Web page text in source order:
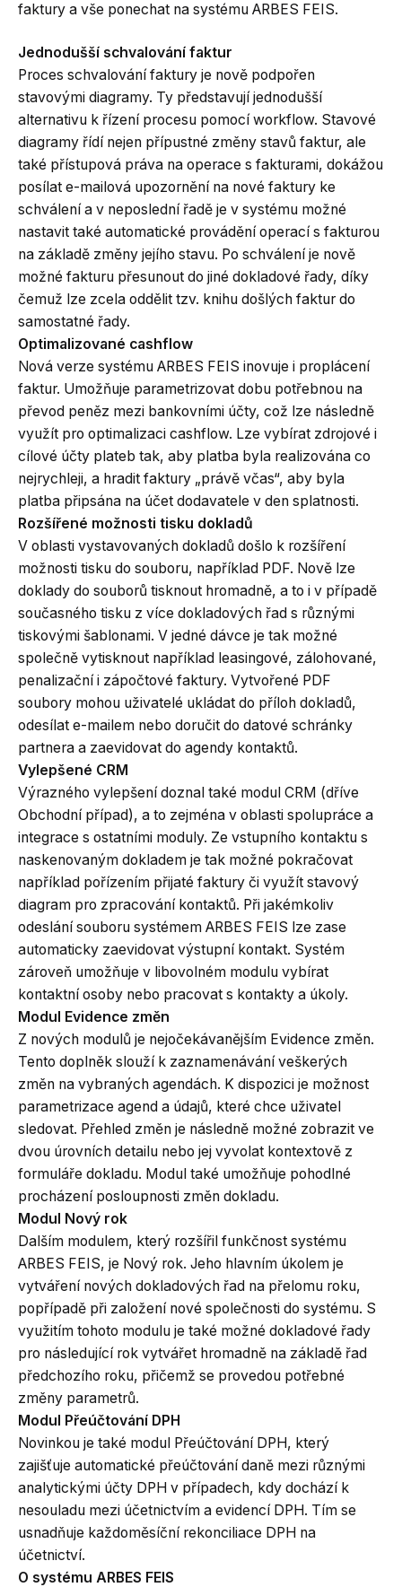
faktury a vše ponechat na systému ARBES FEIS.
Jednodušší schvalování faktur
Proces schvalování faktury je nově podpořen
stavovými diagramy. Ty představují jednodušší
alternativu k řízení procesu pomocí workflow. Stavové
diagramy řídí nejen přípustné změny stavů faktur, ale
také přístupová práva na operace s fakturami, dokážou
posílat e-mailová upozornění na nové faktury ke
schválení a v neposlední řadě je v systému možné
nastavit také automatické provádění operací s fakturou
na základě změny jejího stavu. Po schválení je nově
možné fakturu přesunout do jiné dokladové řady, díky
čemuž lze zcela oddělit tzv. knihu došlých faktur do
samostatné řady.
Optimalizované cashflow
Nová verze systému ARBES FEIS inovuje i proplácení
faktur. Umožňuje parametrizovat dobu potřebnou na
převod peněz mezi bankovními účty, což lze následně
využít pro optimalizaci cashflow. Lze vybírat zdrojové i
cílové účty plateb tak, aby platba byla realizována co
nejrychleji, a hradit faktury „právě včas“, aby byla
platba připsána na účet dodavatele v den splatnosti.
Rozšířené možnosti tisku dokladů
V oblasti vystavovaných dokladů došlo k rozšíření
možnosti tisku do souboru, například PDF. Nově lze
doklady do souborů tisknout hromadně, a to i v případě
současného tisku z více dokladových řad s různými
tiskovými šablonami. V jedné dávce je tak možné
společně vytisknout například leasingové, zálohované,
penalizační i zápočtové faktury. Vytvořené PDF
soubory mohou uživatelé ukládat do příloh dokladů,
odesílat e-mailem nebo doručit do datové schránky
partnera a zaevidovat do agendy kontaktů.
Vylepšené CRM
Výrazného vylepšení doznal také modul CRM (dříve
Obchodní případ), a to zejména v oblasti spolupráce a
integrace s ostatními moduly. Ze vstupního kontaktu s
naskenovaným dokladem je tak možné pokračovat
například pořízením přijaté faktury či využít stavový
diagram pro zpracování kontaktů. Při jakémkoliv
odeslání souboru systémem ARBES FEIS lze zase
automaticky zaevidovat výstupní kontakt. Systém
zároveň umožňuje v libovolném modulu vybírat
kontaktní osoby nebo pracovat s kontakty a úkoly.
Modul Evidence změn
Z nových modulů je nejočekávanějším Evidence změn.
Tento doplněk slouží k zaznamenávání veškerých
změn na vybraných agendách. K dispozici je možnost
parametrizace agend a údajů, které chce uživatel
sledovat. Přehled změn je následně možné zobrazit ve
dvou úrovních detailu nebo jej vyvolat kontextově z
formuláře dokladu. Modul také umožňuje pohodlné
procházení posloupnosti změn dokladu.
Modul Nový rok
Dalším modulem, který rozšířil funkčnost systému
ARBES FEIS, je Nový rok. Jeho hlavním úkolem je
vytváření nových dokladových řad na přelomu roku,
popřípadě při založení nové společnosti do systému. S
využitím tohoto modulu je také možné dokladové řady
pro následující rok vytvářet hromadně na základě řad
předchozího roku, přičemž se provedou potřebné
změny parametrů.
Modul Přeúčtování DPH
Novinkou je také modul Přeúčtování DPH, který
zajišťuje automatické přeúčtování daně mezi různými
analytickými účty DPH v případech, kdy dochází k
nesouladu mezi účetnictvím a evidencí DPH. Tím se
usnadňuje každoměsíční rekonciliace DPH na
účetnictví.
O systému ARBES FEIS